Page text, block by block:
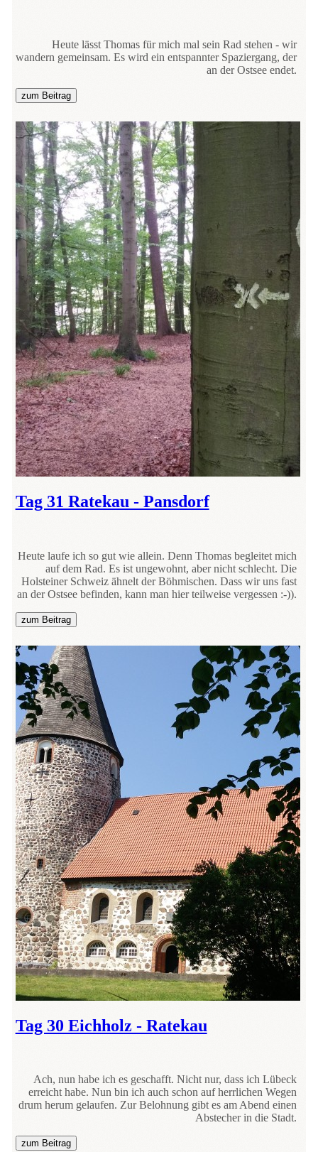
Heute lässt Thomas für mich mal sein Rad stehen - wir
wandern gemeinsam. Es wird ein entspannter Spaziergang, der
an der Ostsee endet.
zum Beitrag
Tag 31 Ratekau - Pansdorf
Heute laufe ich so gut wie allein. Denn Thomas begleitet mich
auf dem Rad. Es ist ungewohnt, aber nicht schlecht. Die
Holsteiner Schweiz ähnelt der Böhmischen. Dass wir uns fast
an der Ostsee befinden, kann man hier teilweise vergessen :-)).
zum Beitrag
Tag 30 Eichholz - Ratekau
Ach, nun habe ich es geschafft. Nicht nur, dass ich Lübeck
erreicht habe. Nun bin ich auch schon auf herrlichen Wegen
drum herum gelaufen. Zur Belohnung gibt es am Abend einen
Abstecher in die Stadt.
zum Beitrag